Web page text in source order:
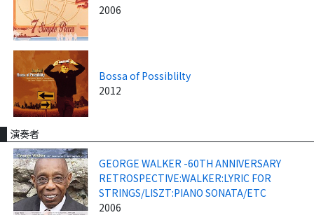
2006
Bossa of Possiblilty
2012
演奏者
GEORGE WALKER -60TH ANNIVERSARY
RETROSPECTIVE:WALKER:LYRIC FOR
STRINGS/LISZT:PIANO SONATA/ETC
2006